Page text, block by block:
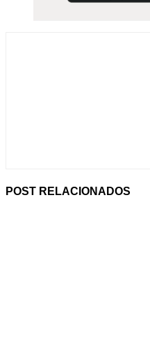
POST RELACIONADOS